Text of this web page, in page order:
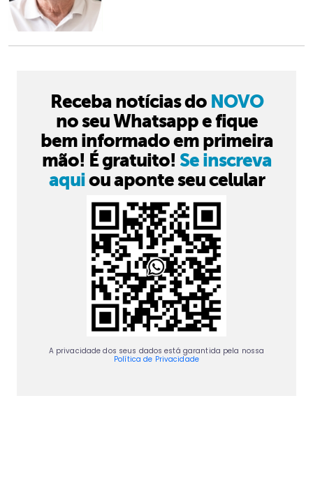
Receba notícias do NOVO
no seu Whatsapp e fique
bem informado em primeira
mão! É gratuito! Se inscreva
aquiou aponte seu celular
A privacidade dos seus dados está garantida pela nossa
Política de Privacidade